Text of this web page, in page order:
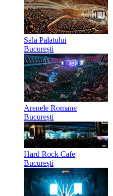
Sala Palatului
București
Arenele Romane
București
Hard Rock Cafe
București